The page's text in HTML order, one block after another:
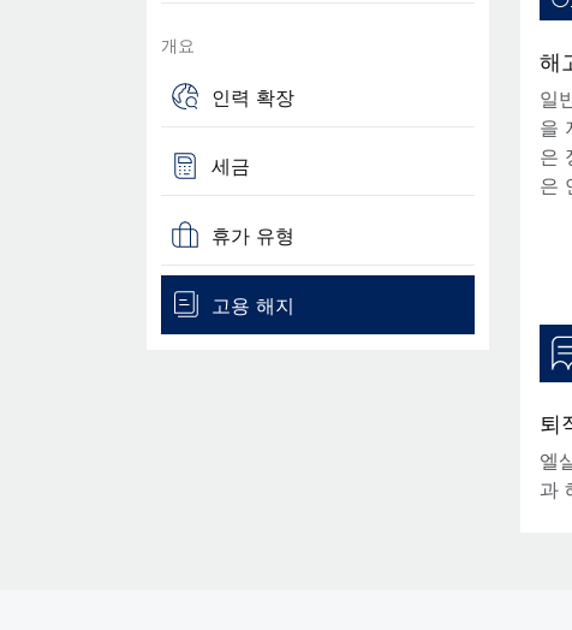
개요
인력 확장
세금
휴가 유형
고용 해지
해
일
을
은
은
퇴
엘
과